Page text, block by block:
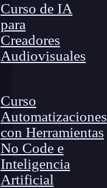
Curso de IA
para
Creadores
Audiovisuales
Curso
Automatizaciones
con Herramientas
No Code e
Inteligencia
Artificial